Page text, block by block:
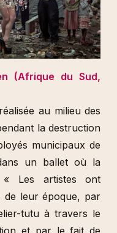
(Afrique du Sud,
au milieu des
la destruction
municipaux de
un ballet où la
« Les artistes ont
de leur époque, par
tutu à travers le